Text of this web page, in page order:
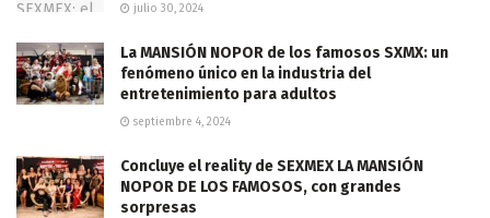
julio 30, 2024
La MANSIÓN NOPOR de los famosos SXMX: un
fenómeno único en la industria del
entretenimiento para adultos
septiembre 4, 2024
Concluye el reality de SEXMEX LA MANSIÓN
NOPOR DE LOS FAMOSOS, con grandes
sorpresas